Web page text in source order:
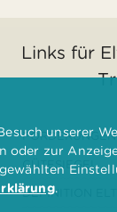
Links für
FÖRDERUNGEN
GÜTESIEGEL
DEFINITION
unserer
zur
.